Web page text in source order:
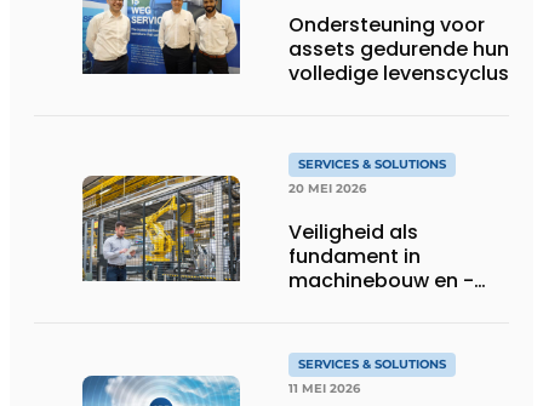
Ondersteuning voor
assets gedurende hun
volledige levenscyclus
SERVICES & SOLUTIONS
20 MEI 2026
Veiligheid als
fundament in
machinebouw en -
SERVICES & SOLUTIONS
11 MEI 2026